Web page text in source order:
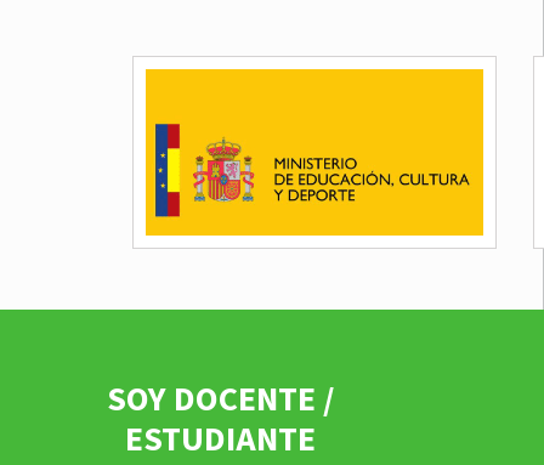
SOY DOCENTE /
ESTUDIANTE